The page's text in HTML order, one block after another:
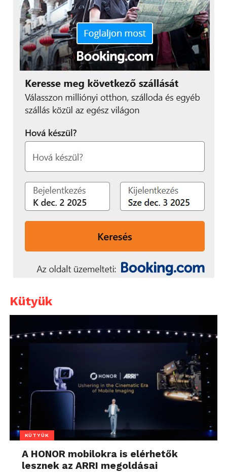
Kütyük
KÜTYÜK
A HONOR mobilokra is elérhetők
lesznek az ARRI megoldásai